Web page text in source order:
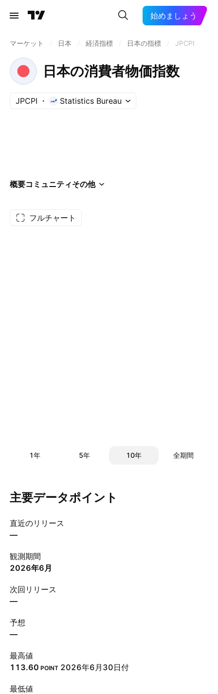
始めましょう
マーケット 日本 経済指標 日本の指標 JPCPI
日本の消費者物価指数
JPCPI Statistics Bureau
概要コミュニティその他
フルチャート
1年 5年 10年 全期間
主要データポイント
直近のリリース
—
観測期間
2026年6月
次回リリース
—
予想
—
最高値
113.60 POINT 2026年6月30日付
最低値